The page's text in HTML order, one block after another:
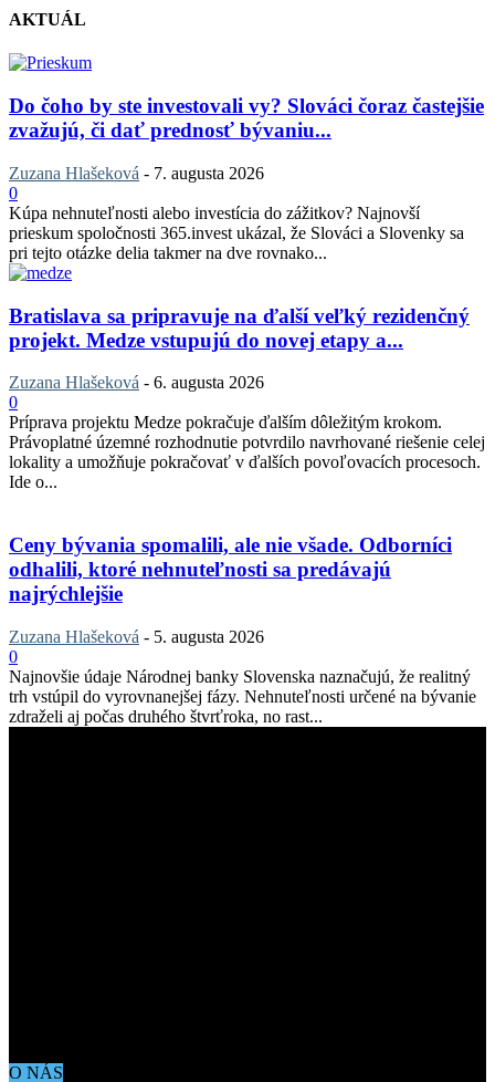
AKTUÁL
Do čoho by ste investovali vy? Slováci čoraz častejšie
zvažujú, či dať prednosť bývaniu...
Zuzana Hlašeková - 7. augusta 2026
0
Kúpa nehnuteľnosti alebo investícia do zážitkov? Najnovší
prieskum spoločnosti 365.invest ukázal, že Slováci a Slovenky sa
pri tejto otázke delia takmer na dve rovnako...
Bratislava sa pripravuje na ďalší veľký rezidenčný
projekt. Medze vstupujú do novej etapy a...
Zuzana Hlašeková - 6. augusta 2026
0
Príprava projektu Medze pokračuje ďalším dôležitým krokom.
Právoplatné územné rozhodnutie potvrdilo navrhované riešenie celej
lokality a umožňuje pokračovať v ďalších povoľovacích procesoch.
Ide o...
Ceny bývania spomalili, ale nie všade. Odborníci
odhalili, ktoré nehnuteľnosti sa predávajú
najrýchlejšie
Zuzana Hlašeková - 5. augusta 2026
0
Najnovšie údaje Národnej banky Slovenska naznačujú, že realitný
trh vstúpil do vyrovnanejšej fázy. Nehnuteľnosti určené na bývanie
zdraželi aj počas druhého štvrťroka, no rast...
O NÁS